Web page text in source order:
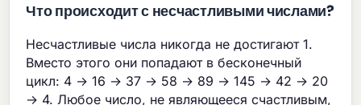
Что происходит с несчастливыми числами?
Несчастливые числа никогда не достигают 1.
Вместо этого они попадают в бесконечный
цикл: 4 → 16 → 37 → 58 → 89 → 145 → 42 → 20
→ 4. Любое число, не являющееся счастливым,